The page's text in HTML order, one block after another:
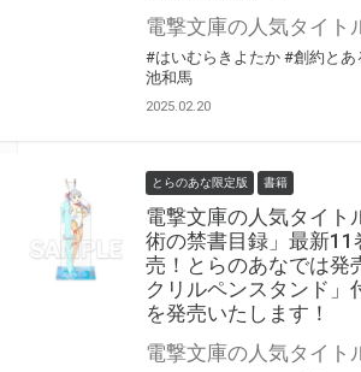
#はいむらきよたか #創約とあ
池和馬
2025.02.20
とらのあな限定版 書籍
電撃文庫の人気タイト
術の禁書目録」最新
売！とらのあなでは発
クリルペンスタンド」
を発売いたします！